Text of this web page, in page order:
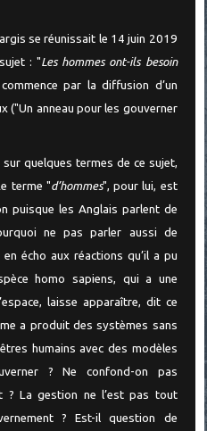
se réunissait le 14 juin 2019
: "Les hommes ont-ils besoin
par la diffusion d’un
("Un anneau pour les gouverner
quelques termes de ce sujet,
terme "d’hommes", pour lui, est
puisque les Anglais parlent de
ne pas parler aussi de
écho aux réactions qu’il a pu
homo sapiens, qui a une
laisse apparaître, dit ce
a produit des systèmes sans
humains avec des modèles
? Ne confond-on pas
? La gestion ne l’est pas tout
? Est-il question de